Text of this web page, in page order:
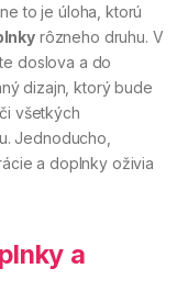
to je úloha, ktorú
rôzneho druhu. V
doslova a do
dizajn, ktorý bude
všetkých
Jednoducho,
a doplnky oživia
a